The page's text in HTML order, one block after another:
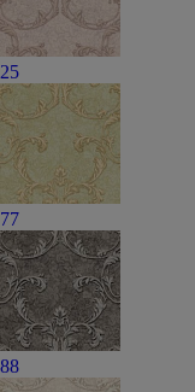
25
77
88